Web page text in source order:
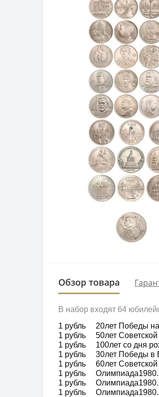
Обзор товара
В набор входят 64
1 рубль 20лет Победы
1 рубль 50лет
1 рубль 100лет со дня
1 рубль 30лет Победы в
1 рубль 60лет
1 рубль
1 рубль Олимпиада1980.
1 рубль